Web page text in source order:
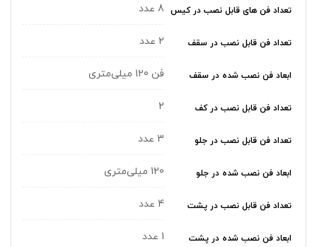
تعداد فن های قابل نصب در کیس 8 عدد
تعداد فن قابل نصب در سقف 2 عدد
ابعاد فن نصب شده در سقف فن 120 میلی‌متری
تعداد فن قابل نصب در کف 2
تعداد فن قابل نصب در جلو 3 عدد
ابعاد فن نصب شده در جلو 120 میلی‌متری
تعداد فن قابل نصب در پشت 4 عدد
ابعاد فن نصب شده در پشت 1 عدد